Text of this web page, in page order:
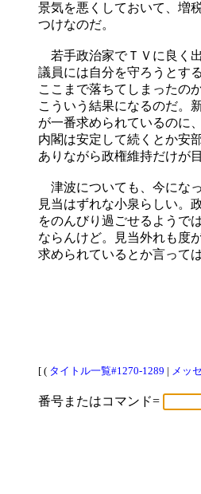
景気を悪くしておいて、増
つけなのだ。
若手政治家でＴＶに良く
議員には自分を守ろうとす
ここまで落ちてしまったの
こういう結果になるのだ。
が一番求められているのに
内閣は安定して続くとか安
ありながら政権維持だけが
津波についても、今にな
見当はずれな小泉らしい。
をのんびり過ごせるようで
ならんけど。見当外れも度
求められているとか言って
[ ( タイトル一覧#1270-1289 | メッ
番号またはコマンド=